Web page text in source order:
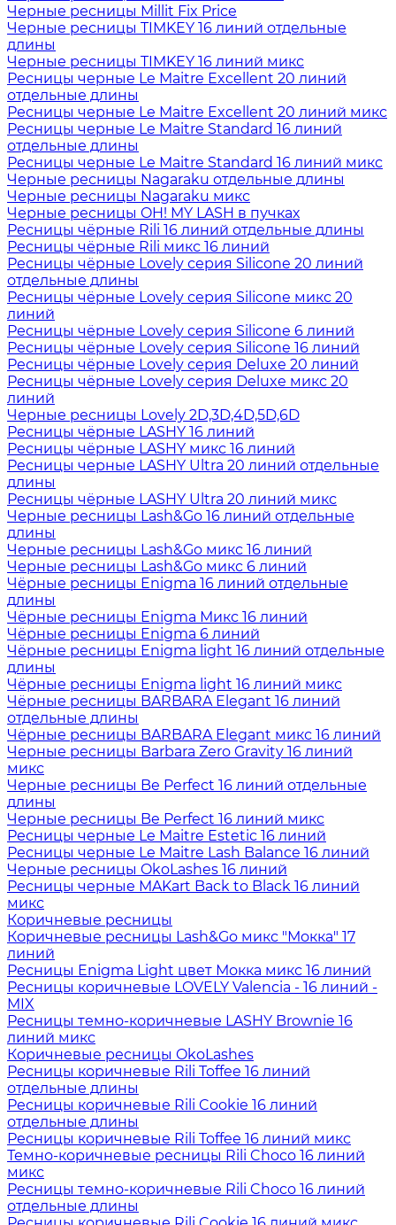
Черные ресницы Millit Fix Price
Черные ресницы TIMKEY 16 линий отдельные
длины
Черные ресницы TIMKEY 16 линий микс
Ресницы черные Le Maitre Excellent 20 линий
отдельные длины
Ресницы черные Le Maitre Excellent 20 линий микс
Ресницы черные Le Maitre Standard 16 линий
отдельные длины
Ресницы черные Le Maitre Standard 16 линий микс
Черные ресницы Nagaraku отдельные длины
Черные ресницы Nagaraku микс
Черные ресницы OH! MY LASH в пучках
Ресницы чёрные Rili 16 линий отдельные длины
Ресницы чёрные Rili микс 16 линий
Ресницы чёрные Lovely серия Silicone 20 линий
отдельные длины
Ресницы чёрные Lovely серия Silicone микс 20
линий
Ресницы чёрные Lovely серия Silicone 6 линий
Ресницы чёрные Lovely серия Silicone 16 линий
Ресницы чёрные Lovely серия Deluxe 20 линий
Ресницы чёрные Lovely серия Deluxe микс 20
линий
Черные ресницы Lovely 2D,3D,4D,5D,6D
Ресницы чёрные LASHY 16 линий
Ресницы чёрные LASHY микс 16 линий
Ресницы черные LASHY Ultra 20 линий отдельные
длины
Ресницы чёрные LASHY Ultra 20 линий микс
Черные ресницы Lash&Go 16 линий отдельные
длины
Черные ресницы Lash&Go микс 16 линий
Черные ресницы Lash&Go микс 6 линий
Чёрные ресницы Enigma 16 линий отдельные
длины
Чёрные ресницы Enigma Микс 16 линий
Чёрные ресницы Enigma 6 линий
Чёрные ресницы Enigma light 16 линий отдельные
длины
Чёрные ресницы Enigma light 16 линий микс
Чёрные ресницы BARBARA Elegant 16 линий
отдельные длины
Чёрные ресницы BARBARA Elegant микс 16 линий
Черные ресницы Barbara Zero Gravity 16 линий
микс
Черные ресницы Be Perfect 16 линий отдельные
длины
Черные ресницы Be Perfect 16 линий микс
Ресницы черные Le Maitre Estetic 16 линий
Ресницы черные Le Maitre Lash Balance 16 линий
Черные ресницы OkoLashes 16 линий
Ресницы черные MAKart Back to Black 16 линий
микс
Коричневые ресницы
Коричневые ресницы Lash&Go микс "Мокка" 17
линий
Ресницы Enigma Light цвет Мокка микс 16 линий
Ресницы коричневые LOVELY Valencia - 16 линий -
MIX
Ресницы темно-коричневые LASHY Brownie 16
линий микс
Коричневые ресницы OkoLashes
Ресницы коричневые Rili Toffee 16 линий
отдельные длины
Ресницы коричневые Rili Cookie 16 линий
отдельные длины
Ресницы коричневые Rili Toffee 16 линий микс
Темно-коричневые ресницы Rili Choco 16 линий
микс
Ресницы темно-коричневые Rili Choco 16 линий
отдельные длины